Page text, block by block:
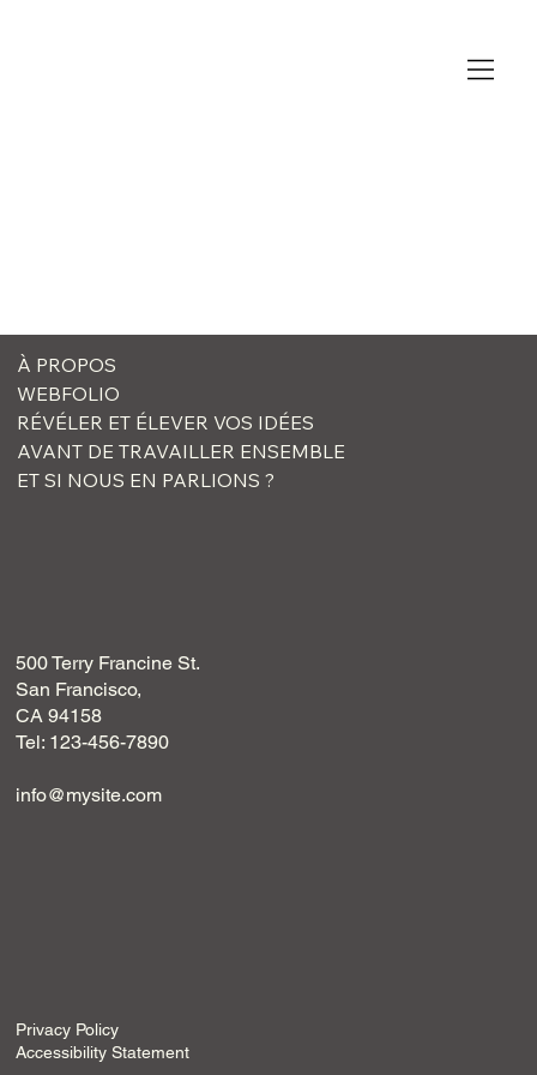
500 Terry Francine St.
San Francisco,
CA 94158
Tel: 123-456-7890
info@mysite.com
À PROPOS
WEBFOLIO
RÉVÉLER ET ÉLEVER VOS IDÉES
AVANT DE TRAVAILLER ENSEMBLE
ET SI NOUS EN PARLIONS ?
Privacy Policy
Accessibility Statement